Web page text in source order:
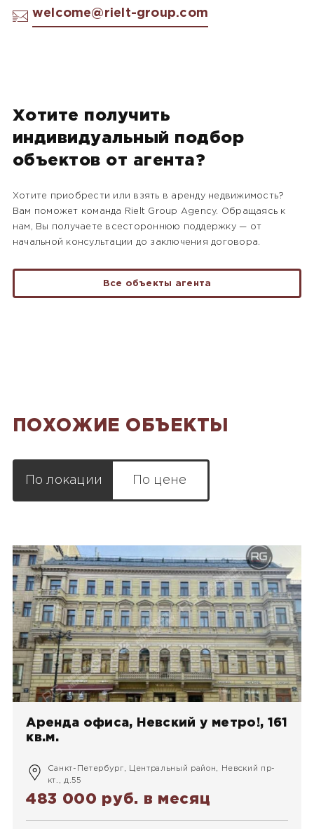
welcome@rielt-group.com
Хотите получить
индивидуальный подбор
объектов от агента?
Хотите приобрести или взять в аренду недвижимость?
Вам поможет команда Rielt Group Agency. Обращаясь к
нам, Вы получаете всестороннюю поддержку — от
начальной консультации до заключения договора.
Все объекты агента
ПОХОЖИЕ ОБЪЕКТЫ
По локации По цене
Аренда офиса, Невский у метро!, 161
кв.м.
Санкт-Петербург, Центральный район, Невский пр-
кт., д.55
483 000 руб. в месяц